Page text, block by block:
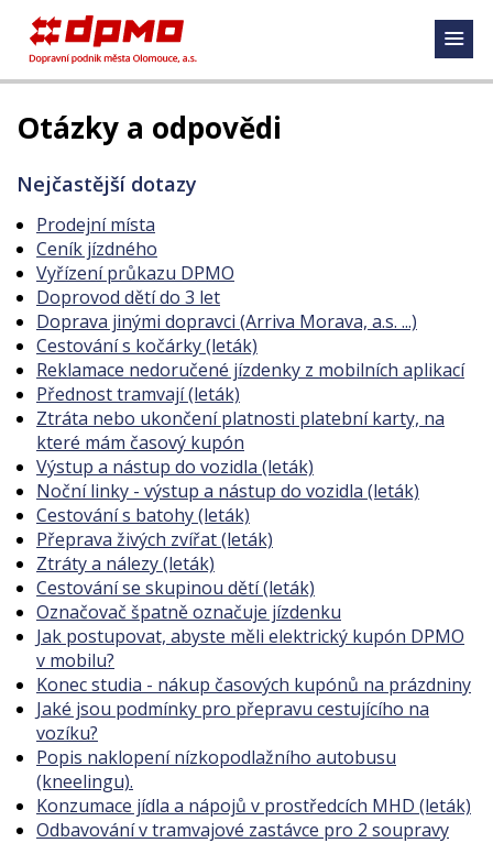
Otázky a odpovědi
Nejčastější dotazy
Prodejní místa
Ceník jízdného
Vyřízení průkazu DPMO
Doprovod dětí do 3 let
Doprava jinými dopravci (Arriva Morava, a.s. ...)
Cestování s kočárky (leták)
Reklamace nedoručené jízdenky z mobilních aplikací
Přednost tramvají (leták)
Ztráta nebo ukončení platnosti platební karty, na
které mám časový kupón
Výstup a nástup do vozidla (leták)
Noční linky - výstup a nástup do vozidla (leták)
Cestování s batohy (leták)
Přeprava živých zvířat (leták)
Ztráty a nálezy (leták)
Cestování se skupinou dětí (leták)
Označovač špatně označuje jízdenku
Jak postupovat, abyste měli elektrický kupón DPMO
v mobilu?
Konec studia - nákup časových kupónů na prázdniny
Jaké jsou podmínky pro přepravu cestujícího na
vozíku?
Popis naklopení nízkopodlažního autobusu
(kneelingu).
Konzumace jídla a nápojů v prostředcích MHD (leták)
Odbavování v tramvajové zastávce pro 2 soupravy